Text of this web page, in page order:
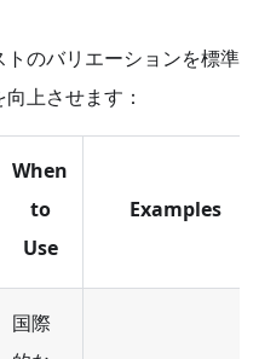
のバリエーションを標準
上させます：
When
to
Use
Examples
国際